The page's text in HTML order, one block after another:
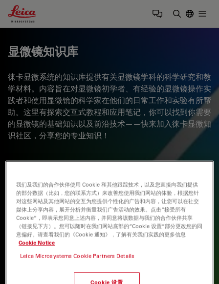
Leica Microsystems Logo
显微镜知识库
徕卡显微系统的知识库提供有关显微镜学科的科学研究和教
学材料。内容旨在对显微镜初学者、有经验的显微镜操作实
践者和使用显微镜的科学家在他们的日常工作和实验有所帮
助。这里有探索交互式教程和应用笔记，你可以找到你需要
的显微镜的基础知识以及前沿技术——快来加入徕卡显微知
识社区，分享您的专业知识！
我们及我们的合作伙伴使用 Cookie 和其他跟踪技术，以及您直接向我们提供
的部分数据（比如，您的联系方式）来改善您使用我们网站的体验，根据您针
对这些网站及其他网站的交互为您提供个性化的广告和内容，让您可以在社交
媒体上分享内容，展开分析并衡量我们广告活动的效果。点击“接受所有
Cookie”，即表示您同意上述内容，并同意将该数据与我们的合作伙伴共享
（链接见下方）。您可以随时在我们网站底部的“Cookie 设置”部分更改您的同
意偏好。请查看我们的《Cookie 通知》，了解有关我们实践的更多信息
Cookie Notice
Leica Microsystems Cookie Partners Details
Cookie 设置